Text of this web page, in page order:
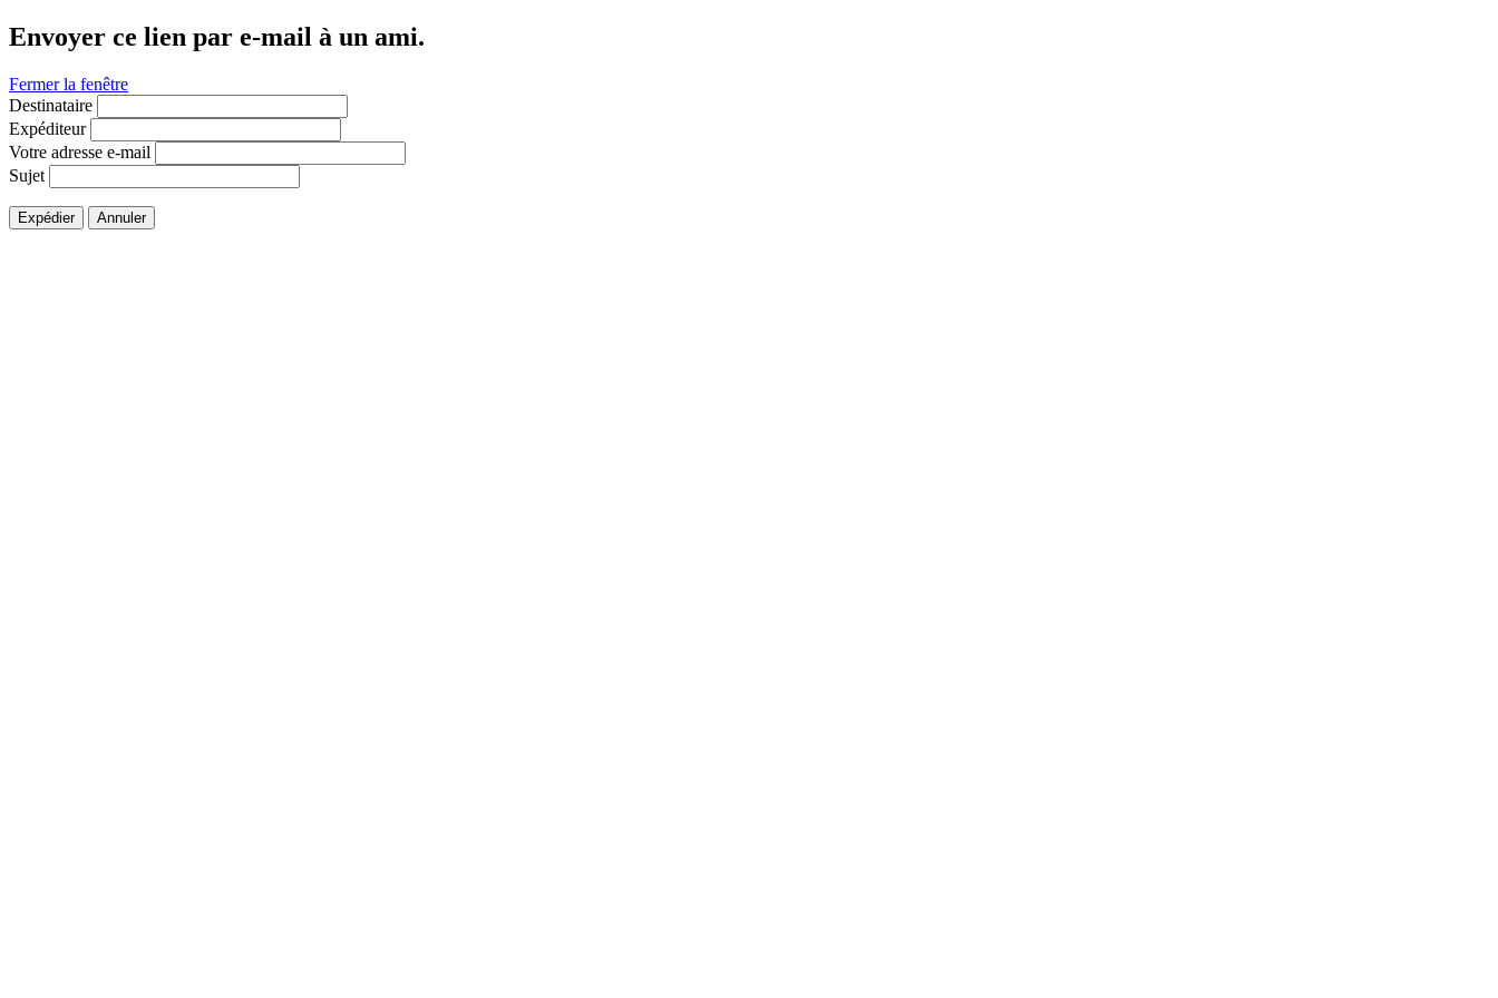
Envoyer ce lien par e-mail à un ami.
Fermer la fenêtre
Destinataire
Expéditeur
Votre adresse e-mail
Sujet
Expédier Annuler